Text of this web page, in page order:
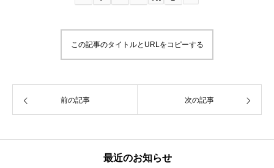
この記事のタイトルとURLをコピーする
前の記事 次の記事
最近のお知らせ